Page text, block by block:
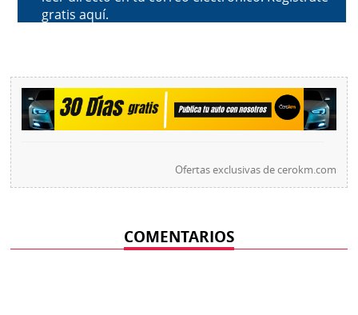
Ofertas exclusivas decerokm.com
COMENTARIOS